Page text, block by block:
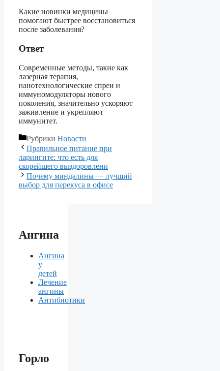
Какие новинки медицины
помогают быстрее восстановиться
после заболевания?
Ответ
Современные методы, такие как
лазерная терапия,
нанотехнологические спреи и
иммуномодуляторы нового
поколения, значительно ускоряют
заживление и укрепляют
иммунитет.
Рубрики Новости
Правильное питание при
ларингите: что есть для
скорейшего выздоровлени
Почему миндалины — лучший
выбор для перекуса в офисе
Ангина
Ангина
у
детей
Лечение
ангины
Антибиотики
Горло